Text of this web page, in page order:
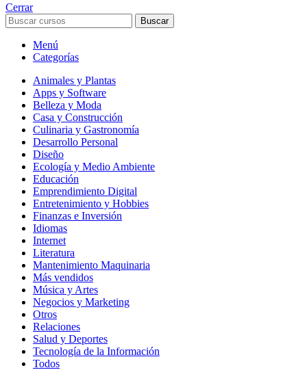
Cerrar
Buscar
Menú
Categorías
Animales y Plantas
Apps y Software
Belleza y Moda
Casa y Construcción
Culinaria y Gastronomía
Desarrollo Personal
Diseño
Ecología y Medio Ambiente
Educación
Emprendimiento Digital
Entretenimiento y Hobbies
Finanzas e Inversión
Idiomas
Internet
Literatura
Mantenimiento Maquinaria
Más vendidos
Música y Artes
Negocios y Marketing
Otros
Relaciones
Salud y Deportes
Tecnología de la Información
Todos